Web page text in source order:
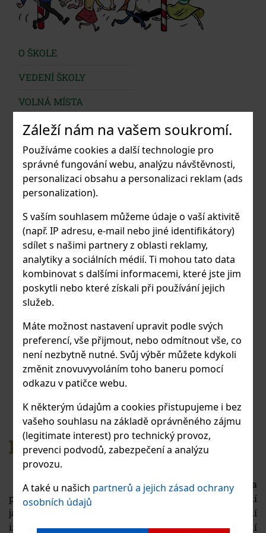
Záleží nám na vašem soukromí.
Používáme cookies a další technologie pro
správné fungování webu, analýzu návštěvnosti,
personalizaci obsahu a personalizaci reklam (ads
personalization).
S vaším souhlasem můžeme údaje o vaší aktivitě
(např. IP adresu, e-mail nebo jiné identifikátory)
sdílet s našimi partnery z oblasti reklamy,
analytiky a sociálních médií. Ti mohou tato data
kombinovat s dalšími informacemi, které jste jim
poskytli nebo které získali při používání jejich
služeb.
Máte možnost nastavení upravit podle svých
preferencí, vše přijmout, nebo odmítnout vše, co
není nezbytně nutné. Svůj výběr můžete kdykoli
změnit znovuvyvoláním toho baneru pomocí
odkazu v patičce webu.
K některým údajům a cookies přistupujeme i bez
vašeho souhlasu na základě oprávněného zájmu
(legitimate interest) pro technický provoz,
prevenci podvodů, zabezpečení a analýzu
provozu.
A také u našich partnerů a jejich zásad ochrany
osobních údajů
O ŠKOLE
VEDENÍ ŠKOLY
VOLNÁ MÍSTA
PARTNEŘI
POVINNÉ ÚDAJE
ŠKOLNÍ ŘÁD
ŠVP
PRAŽSKÝ AKORDEON
ETICKÝ KODEX ŠKOLY
INKLUZE NA NAŠÍ ŠKOLE
MINIMUM PROTI ŠIKANĚ
HISTORIE ŠKOLY
VÝROČNÍ ZPRÁVY
GDPR
KE STAŽENÍ
MINIMUM PROTI ŠIKANĚ
Naše škola se pro žáky snaží vytvořit otevřené a
přátelské prostředí. O tom svědčí i kladné hodnocení
jak rodičovskou veřejností, tak i Českou školní
inspekcí. Ani sebelepší škola však v dnešní době není